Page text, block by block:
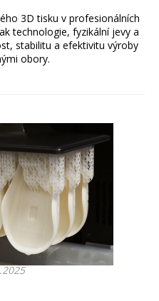
3D tisku v profesionálních
technologie, fyzikální jevy a
stabilitu a efektivitu výroby
obory.